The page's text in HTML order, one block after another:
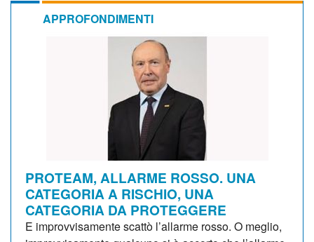
APPROFONDIMENTI
PROTEAM, ALLARME ROSSO. UNA
CATEGORIA A RISCHIO, UNA
CATEGORIA DA PROTEGGERE
E improvvisamente scattò l’allarme rosso. O meglio,